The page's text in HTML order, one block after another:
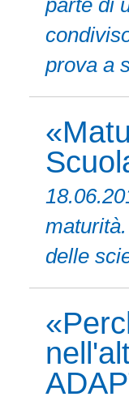
parte di
prova a
delle